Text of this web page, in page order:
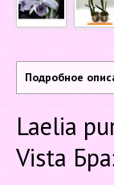
Подробное
Laelia
Vista